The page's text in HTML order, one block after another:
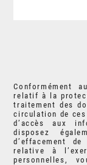
Conformément
relatif à la
traitement des
circulation de ces
d’accès aux
disposez
d’effacement
relative à
personnelles,